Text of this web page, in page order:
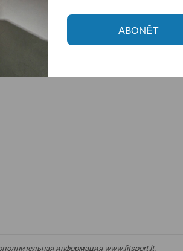
информация www.fitsport.lt.
ABONĒT